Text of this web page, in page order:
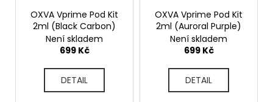
OXVA Vprime Pod Kit
2ml (Black Carbon)
Není skladem
699 Kč
DETAIL
OXVA Vprime Pod Kit
2ml (Auroral Purple)
Není skladem
699 Kč
DETAIL